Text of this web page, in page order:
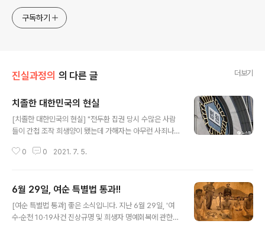
구독하기
진실과정의 의 다른 글 더보기
치졸한 대한민국의 현실
[치졸한 대한민국의 현실] "전두환 집권 당시 수많은 사람
들이 간첩 조작 희생양이 됐는데 가해자는 아무런 사죄나
대한민국 현실이라는 생각이 든다" 1981년 전두환 정권
확정받은 간첩조작 피해자의 재판 후의 억울한 외침입니
다. 억울하게 하루아침에 인생이 망가진 것도 모자라, 여전
히 사법부의 판결을 보면 화가 납니다. 사법부는 국가폭력
0 0 2021. 7. 5.
6월 29일, 여순 특별법 통과!!
[여순 특별법 통과] 좋은 소식입니다. 지난 6월 29일, '여
수·순천 10·19사건 진상규명 및 희생자 명예회복에 관한